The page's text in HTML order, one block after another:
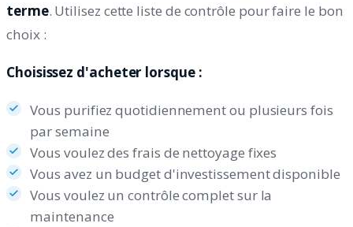
terme. Utilisez cette liste de contrôle pour faire le bon
choix :
Choisissez d'acheter lorsque :
Vous purifiez quotidiennement ou plusieurs fois
par semaine
Vous voulez des frais de nettoyage fixes
Vous avez un budget d'investissement disponible
Vous voulez un contrôle complet sur la
maintenance